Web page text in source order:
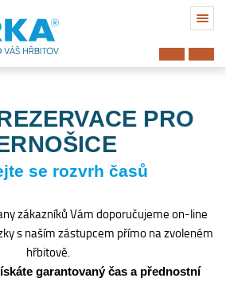
PRO
se rozvrh časů
zákazníků Vám doporučujeme on-line
s naším zástupcem přímo na zvoleném
hřbitově.
garantovaný čas a přednostní